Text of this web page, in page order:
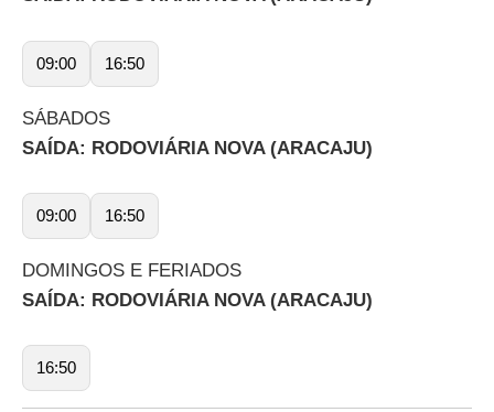
09:00 16:50
SÁBADOS
SAÍDA: RODOVIÁRIA NOVA (ARACAJU)
09:00 16:50
DOMINGOS E FERIADOS
SAÍDA: RODOVIÁRIA NOVA (ARACAJU)
16:50